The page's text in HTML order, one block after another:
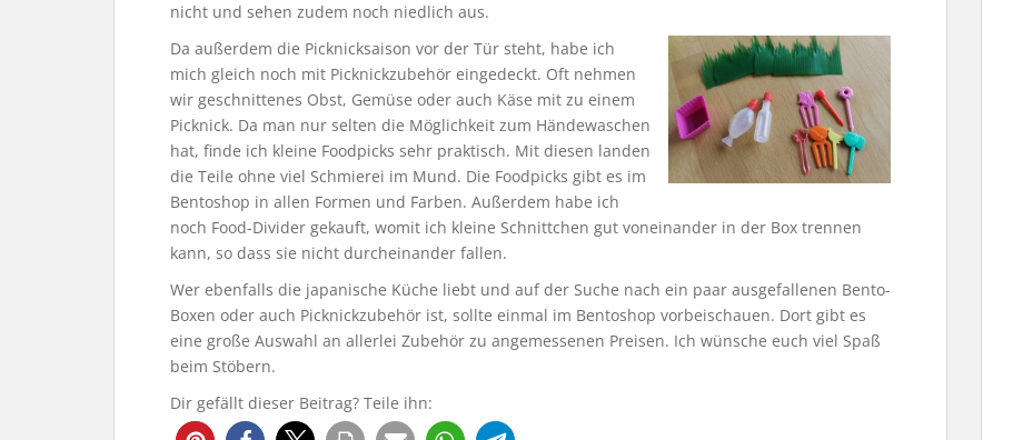
nicht und sehen zudem noch niedlich aus.
Da außerdem die Picknicksaison vor der Tür steht, habe ich
mich gleich noch mit Picknickzubehör eingedeckt. Oft nehmen
wir geschnittenes Obst, Gemüse oder auch Käse mit zu einem
Picknick. Da man nur selten die Möglichkeit zum Händewaschen
hat, finde ich kleine Foodpicks sehr praktisch. Mit diesen landen
die Teile ohne viel Schmierei im Mund. Die Foodpicks gibt es im
Bentoshop in allen Formen und Farben. Außerdem habe ich
noch Food-Divider gekauft, womit ich kleine Schnittchen gut voneinander in der Box trennen
kann, so dass sie nicht durcheinander fallen.
Wer ebenfalls die japanische Küche liebt und auf der Suche nach ein paar ausgefallenen Bento-
Boxen oder auch Picknickzubehör ist, sollte einmal im Bentoshop vorbeischauen. Dort gibt es
eine große Auswahl an allerlei Zubehör zu angemessenen Preisen. Ich wünsche euch viel Spaß
beim Stöbern.
Dir gefällt dieser Beitrag? Teile ihn: